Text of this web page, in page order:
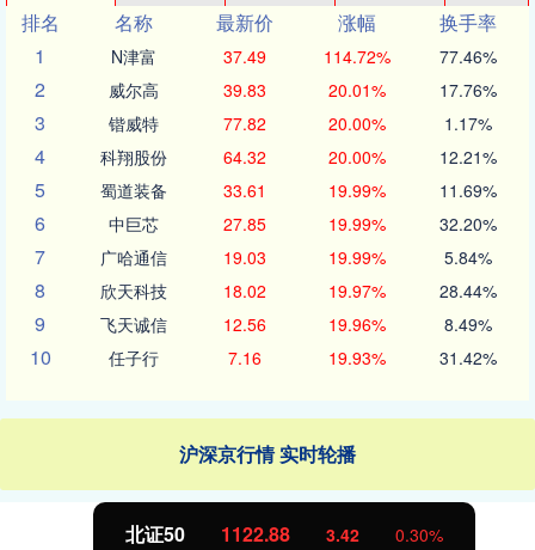
排名
名称 最新价 涨幅
换手率
1
N津富 37.49 114.72% 77.46%
2 威尔高 39.83 20.01% 17.76%
3 锴威特 77.82 20.00% 1.17%
4 科翔股份 64.32 20.00% 12.21%
5 蜀道装备 33.61 19.99% 11.69%
6 中巨芯 27.85 19.99% 32.20%
7 广哈通信 19.03 19.99% 5.84%
8 欣天科技 18.02 19.97% 28.44%
9 飞天诚信 12.56 19.96% 8.49%
10 任子行 7.16 19.93% 31.42%
沪深京行情 实时轮播
北证50 1122.88 3.42 0.30%